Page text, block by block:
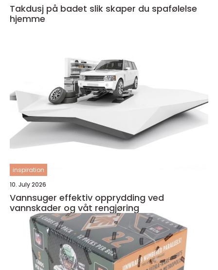
Takdusj på badet slik skaper du spafølelse
hjemme
inspiration
10. July 2026
Vannsuger effektiv opprydding ved
vannskader og våt rengjøring